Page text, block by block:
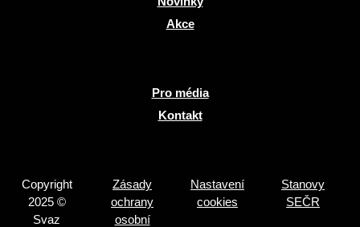
Akce
Pro média
Kontakt
Copyright
2025 ©
Svaz
Zásady
ochrany
osobní
Nastavení
cookies
Stanovy
SEČR